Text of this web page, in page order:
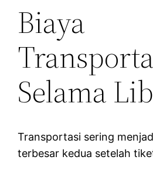
Biaya
Selama
Transportasi sering
terbesar kedua setelah